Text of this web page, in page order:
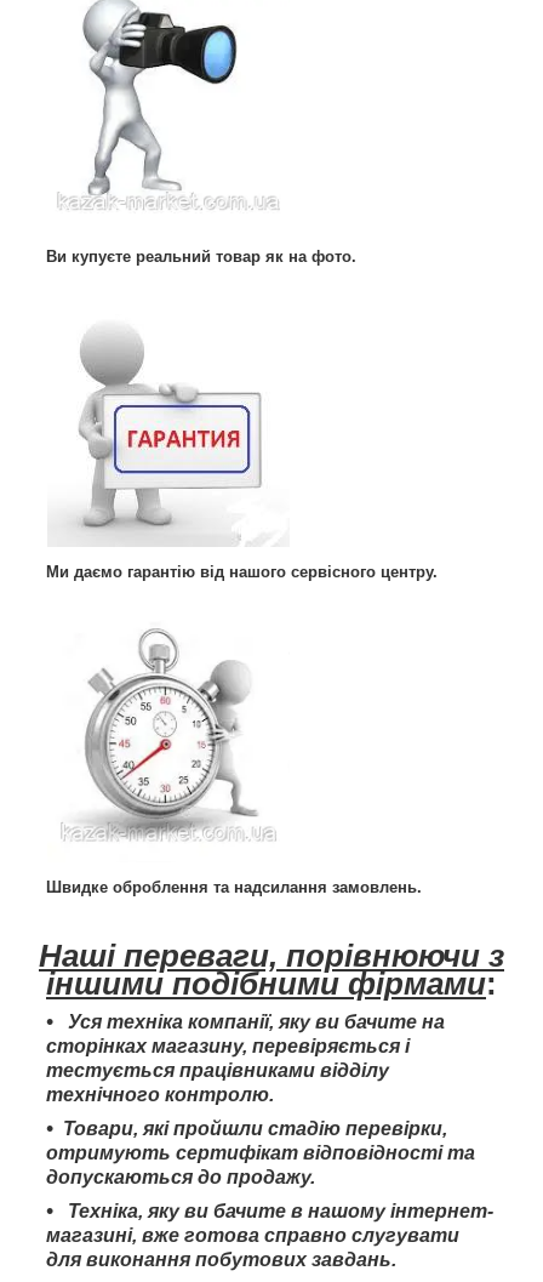
Ви купуєте реальний товар як на фото.
Ми даємо гарантію від нашого сервісного центру.
Швидке оброблення та надсилання замовлень.
Наші переваги, порівнюючи з
іншими подібними фірмами:
Уся техніка компанії, яку ви бачите на
сторінках магазину, перевіряється і
тестується працівниками відділу
технічного контролю.
Товари, які пройшли стадію перевірки,
отримують сертифікат відповідності та
допускаються до продажу.
Техніка, яку ви бачите в нашому інтернет-
магазині, вже готова справно слугувати
для виконання побутових завдань.